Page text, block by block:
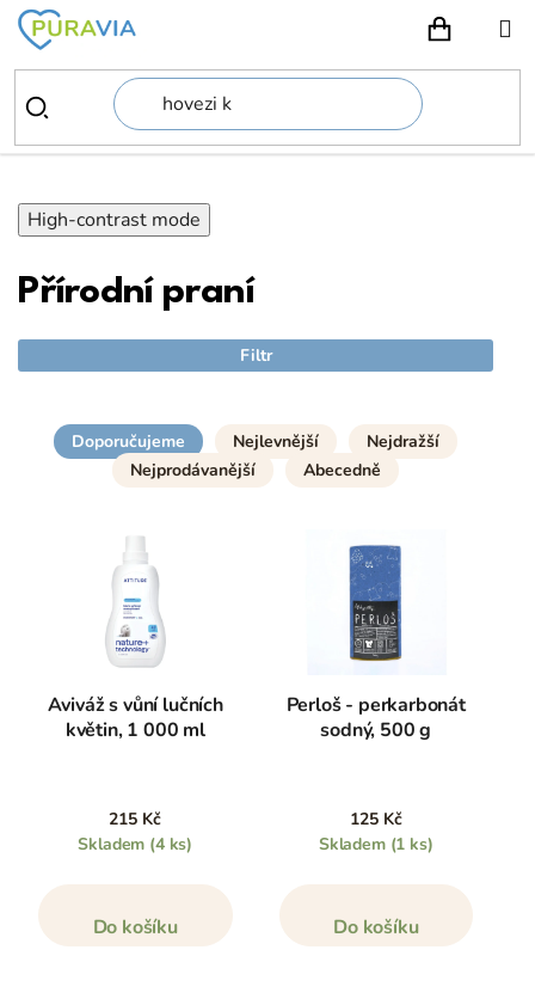
Přejít
obsah
High-contrast mode
Přírodní praní
Filtr
Doporučujeme Nejlevnější
Nejdražší
Nejprodávanější
Abecedně
Aviváž s vůní lučních
květin, 1 000 ml
215 Kč
Skladem (4 ks)
Do košíku
Perloš - perkarbonát
sodný, 500 g
125 Kč
Skladem (1 ks)
Do košíku